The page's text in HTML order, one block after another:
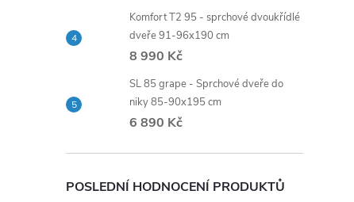
Komfort T2 95 - sprchové dvoukřídlé
dveře 91-96x190 cm
8 990 Kč
SL 85 grape - Sprchové dveře do
niky 85-90x195 cm
6 890 Kč
POSLEDNÍ HODNOCENÍ PRODUKTŮ